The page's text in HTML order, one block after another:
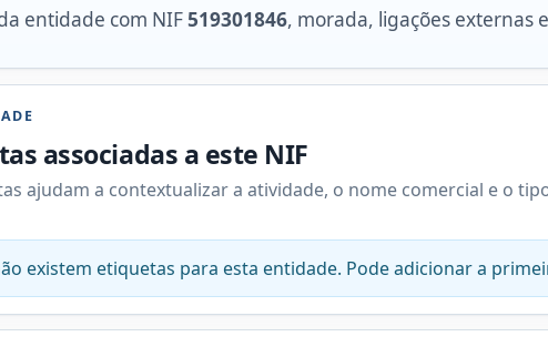
entidade com NIF519301846, morada, ligações externas
associadas a este NIF
ajudam a contextualizar a atividade, o nome comercial e o
existem etiquetas para esta entidade. Pode adicionar a